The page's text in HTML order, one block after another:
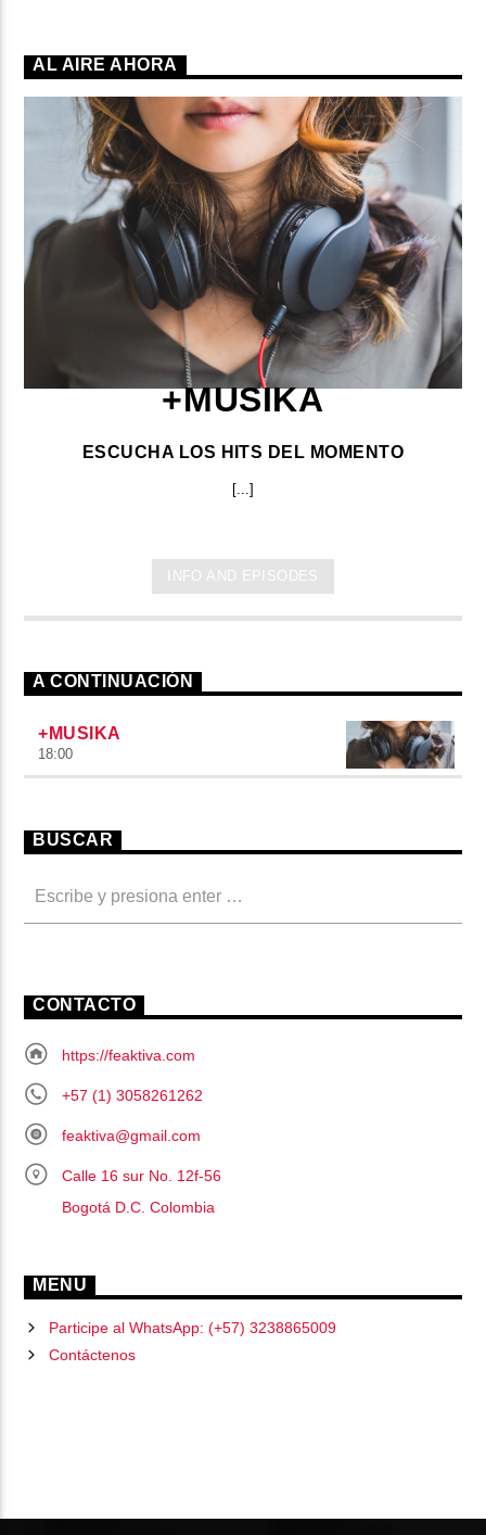
AL AIRE AHORA
+MUSIKA
ESCUCHA LOS HITS DEL MOMENTO
[...]
INFO AND EPISODES
A CONTINUACIÓN
+MUSIKA
18:00
BUSCAR
CONTACTO
https://feaktiva.com
+57 (1) 3058261262
feaktiva@gmail.com
Calle 16 sur No. 12f-56
Bogotá D.C. Colombia
MENU
Participe al WhatsApp: (+57) 3238865009
Contáctenos